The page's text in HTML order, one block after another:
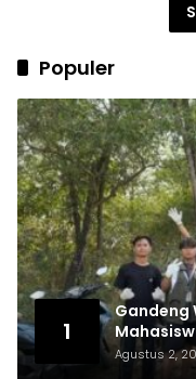
Populer
1
Gandeng
Drainase
Agustus 2,